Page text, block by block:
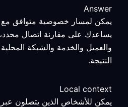
Answer
يساعدك على مقارنة اتصال محدد،
والعميل والخدمة والشبكة
النتيجة.
Local context
يمكن للأشخاص الذين يتصلون